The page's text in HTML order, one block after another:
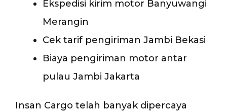
Ekspedisi kirim motor Banyuwangi
Merangin
Cek tarif pengiriman Jambi Bekasi
Biaya pengiriman motor antar
pulau Jambi Jakarta
Insan Cargo telah banyak dipercaya